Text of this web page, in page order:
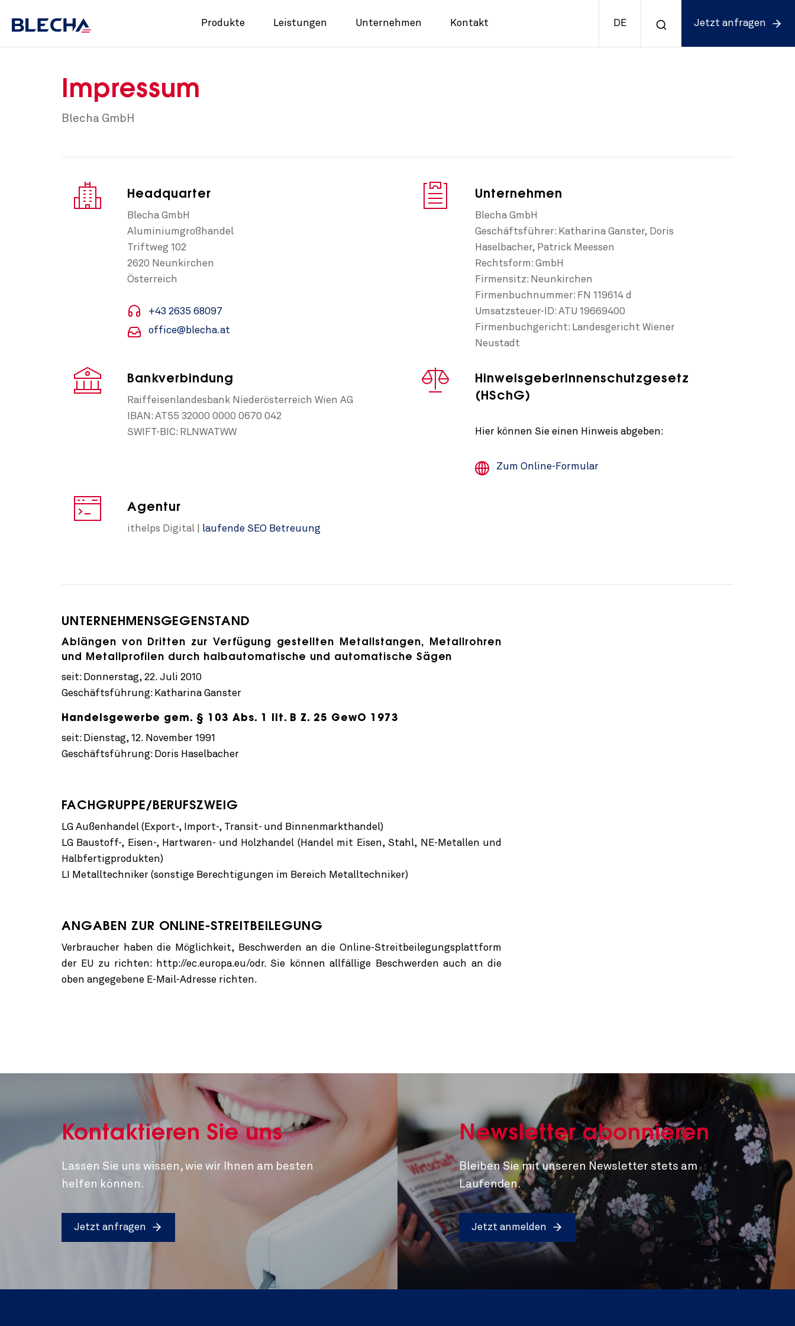
Produkte Leistungen Unternehmen Kontakt DE Jetzt anfragen
Impressum
Blecha GmbH
Headquarter
Blecha GmbH
Aluminiumgroßhandel
Triftweg 102
2620 Neunkirchen
Österreich
+43 2635 68097
office@blecha.at
Unternehmen
Blecha GmbH
Geschäftsführer: Katharina Ganster, Doris
Haselbacher, Patrick Meessen
Rechtsform: GmbH
Firmensitz: Neunkirchen
Firmenbuchnummer: FN 119614 d
Umsatzsteuer-ID: ATU 19669400
Firmenbuchgericht: Landesgericht Wiener
Neustadt
Bankverbindung
Raiffeisenlandesbank Niederösterreich Wien AG
IBAN: AT55 32000 0000 0670 042
SWIFT-BIC: RLNWATWW
HinweisgeberInnenschutzgesetz
(HSchG)
Hier können Sie einen Hinweis abgeben:
Zum Online-Formular
Agentur
ithelps Digital | laufende SEO Betreuung
UNTERNEHMENSGEGENSTAND
Ablängen von Dritten zur Verfügung gestellten Metallstangen, Metallrohren
und Metallprofilen durch halbautomatische und automatische Sägen
seit: Donnerstag, 22. Juli 2010
Geschäftsführung: Katharina Ganster
Handelsgewerbe gem. § 103 Abs. 1 lit. B Z. 25 GewO 1973
seit: Dienstag, 12. November 1991
Geschäftsführung: Doris Haselbacher
FACHGRUPPE/BERUFSZWEIG
LG Außenhandel (Export-, Import-, Transit- und Binnenmarkthandel)
LG Baustoff-, Eisen-, Hartwaren- und Holzhandel (Handel mit Eisen, Stahl, NE-Metallen und
Halbfertigprodukten)
LI Metalltechniker (sonstige Berechtigungen im Bereich Metalltechniker)
ANGABEN ZUR ONLINE-STREITBEILEGUNG
Verbraucher haben die Möglichkeit, Beschwerden an die Online-Streitbeilegungsplattform
der EU zu richten: http://ec.europa.eu/odr. Sie können allfällige Beschwerden auch an die
oben angegebene E-Mail-Adresse richten.
Kontaktieren Sie uns
Lassen Sie uns wissen, wie wir Ihnen am besten
helfen können.
Jetzt anfragen
Newsletter abonnieren
Bleiben Sie mit unseren Newsletter stets am
Laufenden.
Jetzt anmelden